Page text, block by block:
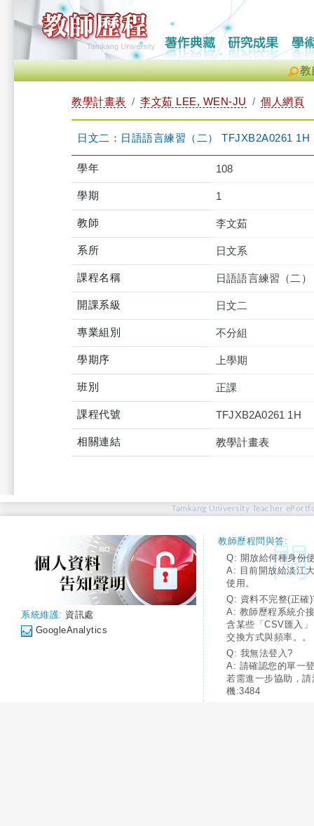
教
教學計畫表 李文茹 LEE, WEN-JU 個人網頁
日文二：日語語言練習（二） TFJXB2A0261 1H
學年 108
學期 1
教師 李文茹
系所 日文系
課程名稱 日語語言練習（二）
開課系級 日文二
專業組別 不分組
學期序 上學期
班別 正課
課程代號 TFJXB2A0261 1H
相關連結 教學計畫表
Tamkang University Teacher
系統維護: 資訊處
GoogleAnalytics
教師歷程問與答:
Q: 開放給何種身份
A: 目前開放給淡江
使用。
Q: 資料不完整(正確
A: 教師歷程系統介
含某些「CSV匯入
交換方式與頻率。。
Q: 我無法登入?
A: 請確認您的單一
若需進一步協助，
機:3484